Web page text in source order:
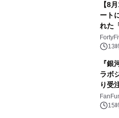
【8
ート
れた
13
『
ラボ
り受
15